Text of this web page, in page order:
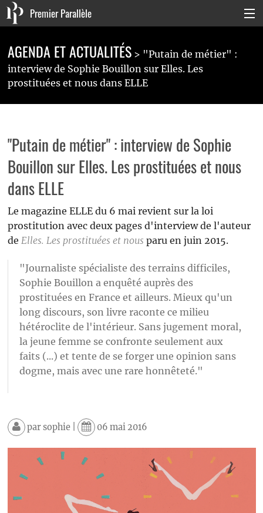
Premier Parallèle
Collection Carnets
Collection Poche
La maison
Connexion
AGENDA ET ACTUALITÉS
"Putain de métier" :
interview de Sophie Bouillon sur Elles. Les
prostituées et nous dans ELLE
"Putain de métier" : interview de Sophie
Bouillon sur Elles. Les prostituées et nous
dans ELLE
Le magazine ELLE du 6 mai revient sur la loi
prostitution avec deux pages d'interview de l'auteur
de Elles. Les prostituées et nous paru en juin 2015.
"Journaliste spécialiste des terrains difficiles,
Sophie Bouillon a enquêté auprès des
prostituées en France et ailleurs. Mieux qu'un
long discours, son livre raconte ce milieu
hétéroclite de l'intérieur. Sans jugement moral,
la jeune femme se confronte seulement aux
faits (...) et tente de se forger une opinion sans
dogme, mais avec une rare honnêteté."
parsophie| 06 mai 2016